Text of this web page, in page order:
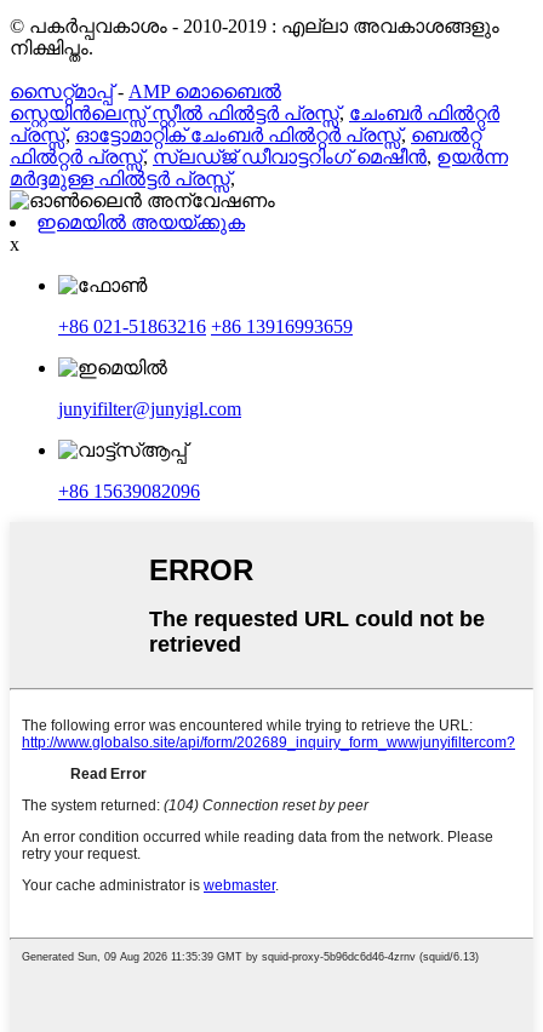
© പകർപ്പവകാശം - 2010-2019 : എല്ലാ അവകാശങ്ങളും
നിക്ഷിപ്തം.
സൈറ്റ്മാപ്പ്- AMP മൊബൈൽ
സ്റ്റെയിൻലെസ്സ് സ്റ്റീൽ ഫിൽട്ടർ പ്രസ്സ്, ചേംബർ ഫിൽറ്റർ
പ്രസ്സ്, ഓട്ടോമാറ്റിക് ചേംബർ ഫിൽറ്റർ പ്രസ്സ്, ബെൽറ്റ്
ഫിൽറ്റർ പ്രസ്സ്, സ്ലഡ്ജ് ഡീവാട്ടറിംഗ് മെഷീൻ, ഉയർന്ന
മർദ്ദമുള്ള ഫിൽട്ടർ പ്രസ്സ്,
ഇമെയിൽ അയയ്ക്കുക
x
+86 021-51863216 +86 13916993659
junyifilter@junyigl.com
+86 15639082096